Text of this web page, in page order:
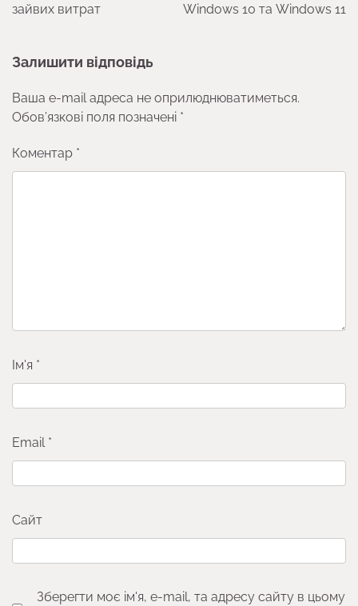
зайвих витрат
Windows 10 та Windows 11
Залишити відповідь
Ваша e-mail адреса не оприлюднюватиметься.
Обов’язкові поля позначені *
Коментар *
Ім'я *
Email *
Сайт
Зберегти моє ім'я, e-mail, та адресу сайту в цьому